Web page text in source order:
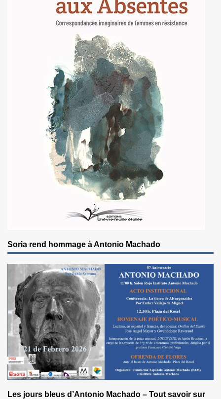
Soria rend hommage à Antonio Machado
Les jours bleus d’Antonio Machado – Tout savoir sur